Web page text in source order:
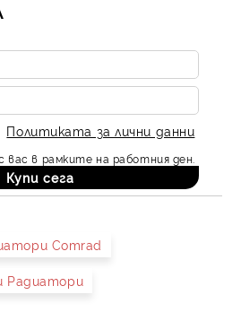
Политиката за лични данни
в рамките на работния ден.
Comrad
Радиатори